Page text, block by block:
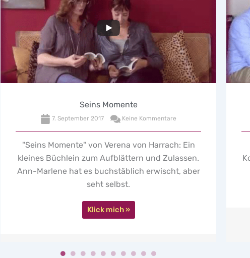
Seins Momente
7. September 2017 Keine Kommentare
"Seins Momente" von Verena von Harrach: Ein
kleines Büchlein zum Aufblättern und Zulassen.
Ann-Marlene hat es buchstäblich erwischt, aber
seht selbst.
Klick mich »